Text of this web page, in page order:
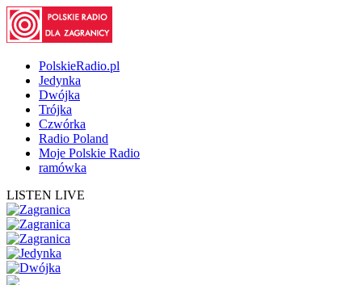
PolskieRadio.pl
Jedynka
Dwójka
Trójka
Czwórka
Radio Poland
Moje Polskie Radio
ramówka
LISTEN LIVE